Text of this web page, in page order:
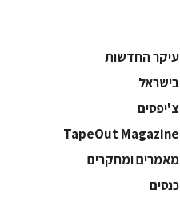
עיקר החדשות
בישראל
צ'יפסים
TapeOut Magazine
מאמרים ומחקרים
כנסים